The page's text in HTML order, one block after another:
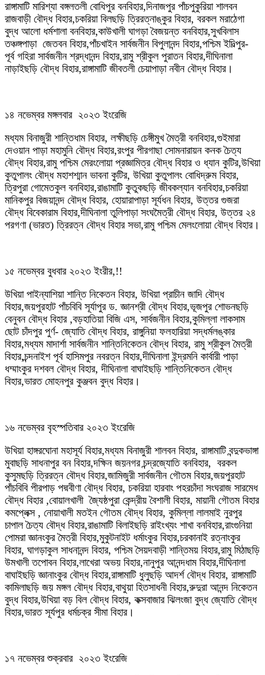
রাঙ্গামাটি মারিশ্যা বঙ্গলতলী বোধিপুর বনবিহার,দিনাজপুর পাঁচপুকুরিয়া শালবন
রাজবাড়ী বৌদ্ধ বিহার,চকরিয়া বিলছড়ি ত্রিরত্নাঙ্কুর বিহার, বরকল মরাঠেগা
বুদ্ধ আলো ধর্মশালা বনবিহার,কাউখালী ঘাগড়া বৈজয়ন্ত বনবিহার,সুখবিলাস
তঞ্চঙ্গপাড়া জেতবন বিহার,পাঁচখাইন সার্বজনীন বিপুলানন্দ বিহার,পশ্চিম ইদিল্পুর-
পূর্ব গহিরা সার্বজনীন শ্রদ্ধানন্দ বিহার,রামু শ্রীকুল পুরাতন বিহার,দীঘিনালা
নাড়াইছড়ি বৌদ্ধ বিহার,রাঙ্গামাটি জীবতলী চেয়াপাড়া নবীন বৌদ্ধ বিহার।
১৪ নভেম্বর মঙ্গলবার ২০২৩ ইংরেজি
মধ্যম বিনাজুরী শান্তিধাম বিহার, লক্ষীছড়ি চেঙ্গীমুখ মৈত্রী বনবিহার,গুইমারা
দেওয়ান পাড়া মহামুনি বৌদ্ধ বিহার,রংপুর পীরগাছা সোমনারায়ন কনক চৈত্য
বৌদ্ধ বিহার,রামু পশ্চিম মেরংলোয়া প্রজ্ঞামিত্র বৌদ্ধ বিহার ও ধ্যান কুটির,উখিয়া
কুতুপালং বৌদ্ধ মহাশশ্মান ভাবনা কুটির, উখিয়া কুতুপালং বোধিদ্রুম বিহার,
ত্রিপুরা গোমেতকুল বনবিহার,রাঙামাটি কুতুকছড়ি জীবকল্যান বনবিহার,চকরিয়া
মানিকপুর বিজয়ানন্দ বৌদ্ধ বিহার, হোয়ারাপাড়া সূর্যধন বিহার, উত্তর গুজরা
বৌদ্ধ বিবেকারাম বিহার,দীঘিনালা তুলিপাড়া সংঘমৈত্রী বৌদ্ধ বিহার, উত্তর ২৪
পরগণা (ভারত) ত্রিরত্ন বৌদ্ধ বিহার সভা,রামু পশ্চিম মেলংলোয়া বৌদ্ধ বিহার।
১৫ নভেম্বর বুধবার ২০২৩ ইংরীর,!!
উখিয়া পাইন্যাশিয়া শান্তি নিকেতন বিহার, উখিয়া প্রাচীন জাদি বৌদ্ধ
বিহার,জয়পুরহাট পাঁচবিবি সূর্যাপুর ড. জ্ঞানশ্রী বৌদ্ধ বিহার,ভূজপুর শোভনছড়ি
বেনুবন বৌদ্ধ বিহার ,বড়হাতিয়া বিজি এস, সার্বজনীন বিহার,কুমিল্লা লাকসাম
ছোট চাঁদপুর পুর্ণ- জ্যোতি বৌদ্ধ বিহার, রাঙ্গুনিয়া ফলহারিয়া সদ্ধর্মলঙ্কার
বিহার,মধ্যম মাদার্শা সার্বজনীন শান্তিনিকেতন বৌদ্ধ বিহার, রামু শ্রীকুল মৈত্রী
বিহার,চন্দনাইশ পূর্ব হাসিমপুর নবরত্ন বিহার,দীঘিনালা ইন্দ্রমনি কার্বারী পাড়া
ধম্মাংকুর দশবল বৌদ্ধ বিহার, দীঘিনালা বাঘাইছড়ি শান্তিনিকেতন বৌদ্ধ
বিহার,ভারত মোহনপুর কুঞ্জবন বুদ্ধ বিহার।
১৬ নভেম্বর বৃহস্পতিবার ২০২৩ ইংরেজি
উখিয়া হাঙ্গরঘোনা মহাসূর্য বিহার,মধ্যম বিনাজুরী শালবন বিহার, রাঙ্গামাটি বন্দুকভাঙ্গা
মুবাছড়ি সাধনাপুর বন বিহার,দক্ষিন জয়নগর চন্দ্রজ্যোতি বনবিহার, বরকল
কুসুমছড়ি ত্রিরত্ন বৌদ্ধ বিহার,জামিজুরী সার্বজনীন গৌতম বিহার,জয়পুরহাট
পাঁচবিবি পীরপাড় পদ্মবীণা বৌদ্ধ বিহার, চকরিয়া হারবাং পহরচাঁদা সংঘরাজ সারমেধ
বৌদ্ধ বিহার ,বোয়ালখালী জ্যৈষ্ঠপুরা কেন্দ্রীয় বৈশালী বিহার, মায়ানী গৌতম বিহার
কমপ্লেক্স , নোয়াখালী মতইন গৌতম বৌদ্ধ বিহার, কুমিল্লা লালমাই নুরপুর
চাপাল চৈত্য বৌদ্ধ বিহার,রাঙামাটি বিলাইছড়ি রাইংখ্যং শাখা বনবিহার,রাংগুনিয়া
পোমরা জ্ঞানংকুর মৈত্রী বিহার,মুকুটনাইট ধর্মাংকুর বিহার,চরকানাই রত্নাংকুর
বিহার, ঘাগড়াকুল সাধনানন্দ বিহার, পশ্চিম সৈয়দবাড়ী শান্তিময় বিহার,রামু মিঠাছড়ি
উমখালী তপোবন বিহার,লাখেরা অভয় বিহার,নানুপুর আনন্দধাম বিহার,দীঘিনালা
বাঘাইছড়ি জ্ঞানাংকুর বৌদ্ধ বিহার,রাঙ্গামাটি ধুলুছড়ি আদর্শ বৌদ্ধ বিহার, রাঙ্গামাটি
কামিলাছড়ি জয় মঙ্গল বৌদ্ধ বিহার,বাথুয়া হিতসাধনী বিহার,রুদুরা আনন্দ নিকেতন
বুদ্ধ বিহার,উখিয়া বড় বিল বৌদ্ধ বিহার, কক্সবাজার ঝিলংজা বুদ্ধ জ্যোতি বৌদ্ধ
বিহার,ভারত সূর্যপুর ধর্মচক্র সীমা বিহার।
১৭ নভেম্বর শুক্রবার ২০২৩ ইংরেজি